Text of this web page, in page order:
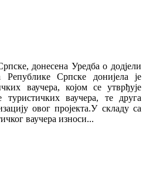
донесена Уредба о додјели
Републике Српске донијела је
ваучера, којом се утврђује
ваучера, те друга
овог пројекта.У складу са
ваучера износи...